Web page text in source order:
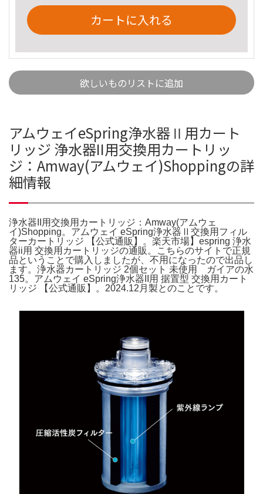
カートに入れる
欲しいものリストに追加
アムウェイeSpring浄水器Ⅱ用カート
リッジ 浄水器II用交換用カートリッ
ジ：Amway(アムウェイ)Shoppingの詳
細情報
浄水器II用交換用カートリッジ：Amway(アムウェ
イ)Shopping。アムウェイ eSpring浄水器Ⅱ交換用フィル
ターカートリッジ 【公式通販】。楽天市場】espring 浄水
器ii用 交換用カートリッジの通販。こちらのサイトで正規
品ということで購入しましたが、不用になったので出品し
ます。浄水器カートリッジ 2個セット 未使用 ガイアの水
135。アムウェイ eSpring浄水器II用 据置型 交換用カート
リッジ 【公式通販】。2024.12月製とのことです。